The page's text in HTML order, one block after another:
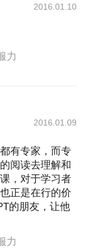
2016.01.10
力
2016.01.09
有专家，而专
阅读去理解和
，对于学习者
正是在行的价
的朋友，让他
力